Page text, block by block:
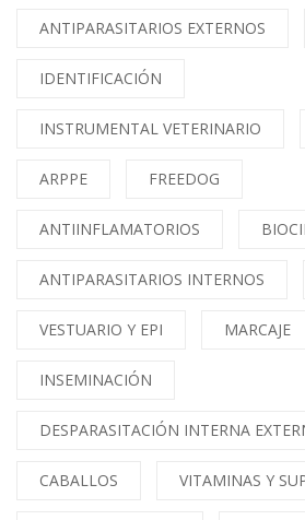
ANTIPARASITARIOS EXTERNOS
IDENTIFICACIÓN
INSTRUMENTAL VETERINARIO
ARPPE FREEDOG
ANTIINFLAMATORIOS
ANTIPARASITARIOS INTERNOS
VESTUARIO Y EPI MARCAJE
INSEMINACIÓN
DESPARASITACIÓN INTERNA
CABALLOS VITAMINAS Y